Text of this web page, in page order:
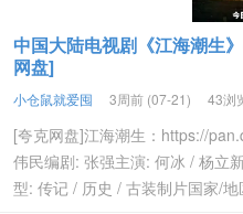
中国大陆电视剧《江海潮生
网盘]
小仓鼠就爱囤 3周前 (07-21) 43浏
[夸克网盘]江海潮生：https://
伟民编剧: 张强主演: 何冰 / 杨立
型: 传记 / 历史 / 古装制片国家/地